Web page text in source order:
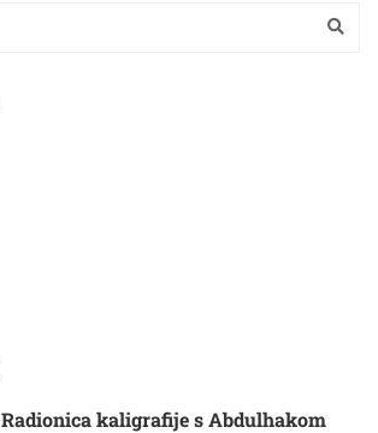
Radionica kaligrafije s Abdulhakom